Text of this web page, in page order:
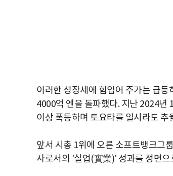
이러한 성장세에 힘입어 주가는 급
4000억 엔을 돌파했다. 지난 2024년
이상 폭등하며 토요타를 일시라도 추
앞서 시총 1위에 오른 소프트뱅크그
사로서의 '실업(實業)' 성과를 정면